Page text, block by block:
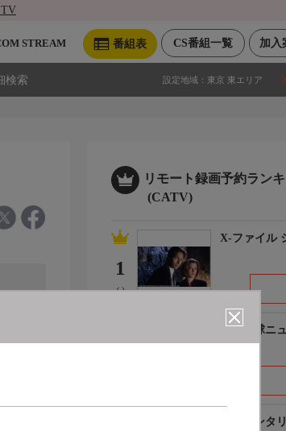
加入
CS番組一覧
番組表
STREAM
検索 設定地域： 東京 東エリア
リモート録画予約ラン
(CATV)
1
(-)
X-ファイル
プロ野球ニ
エレメンタ